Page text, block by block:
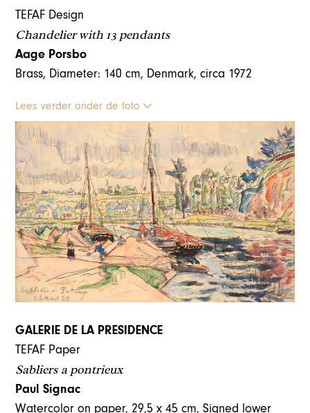
TEFAF Design
Chandelier with 13 pendants
Aage Porsbo
Brass, Diameter: 140 cm, Denmark, circa 1972
Lees verder onder de foto
GALERIE DE LA PRESIDENCE
TEFAF Paper
Sabliers a pontrieux
Paul Signac
Watercolor on paper, 29,5 x 45 cm, Signed lower